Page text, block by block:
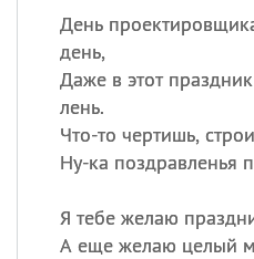
День
день,
Даже в этот
лень.
Что-то чертишь,
Ну-ка поздравленья
Я тебе желаю
А еще желаю целый